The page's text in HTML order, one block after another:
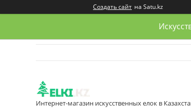
Создать сайт на Satu.kz
Интернет-магазин искусственных елок в